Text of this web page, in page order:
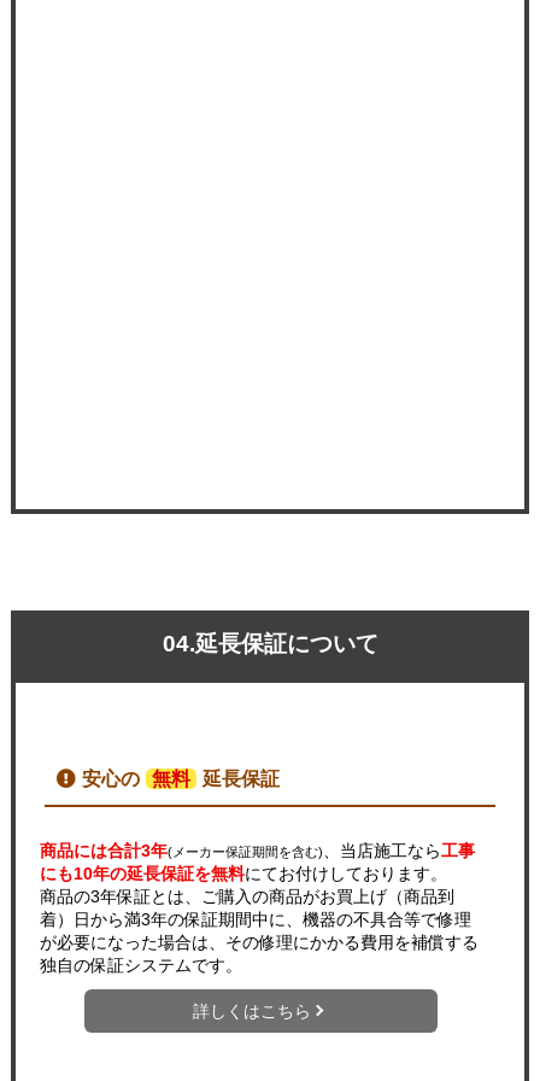
04.延長保証について
安心の 無料 延長保証
商品には合計3年(メーカー保証期間を含む)、当店施工なら工事
にも10年の延長保証を無料にてお付けしております。
商品の3年保証とは、ご購入の商品がお買上げ（商品到
着）日から満3年の保証期間中に、機器の不具合等で修理
が必要になった場合は、その修理にかかる費用を補償する
独自の保証システムです。
詳しくはこちら